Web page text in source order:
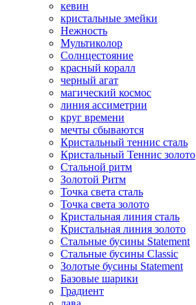
кевин
кристальные змейки
Нежность
Мультиколор
Солнцестояние
красный коралл
черный агат
магический космос
линия ассиметрии
круг времени
мечты сбываются
Кристальный теннис сталь
Кристальный Теннис золото
Стальной ритм
Золотой Ритм
Точка света сталь
Точка света золото
Кристальная линия сталь
Кристальная линия золото
Стальные бусины Statement
Стальные бусины Classic
Золотые бусины Statement
Базовые шарики
Градиент